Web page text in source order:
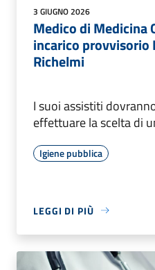
3 GIUGNO 2026
Medico di Medicina
incarico provvisorio
Richelmi
I suoi assistiti
effettuare la scelta di
Igiene pubblica
LEGGI DI PIÙ